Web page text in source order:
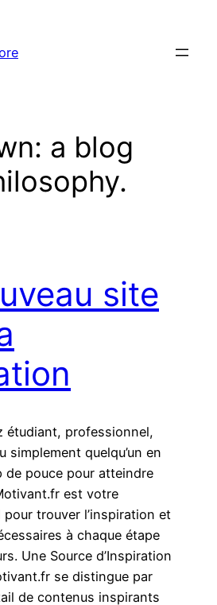
a blog
site
étudiant, professionnel,
simplement quelqu’un en
de pouce pour atteindre
est votre
trouver l’inspiration et
à chaque étape
Une Source d’Inspiration
se distingue par
de contenus inspirants